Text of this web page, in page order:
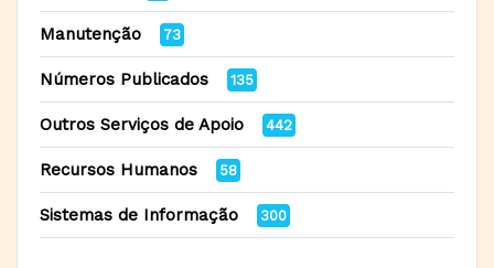
Manutenção 73
Números Publicados 135
Outros Serviços de Apoio 442
Recursos Humanos 58
Sistemas de Informação 300